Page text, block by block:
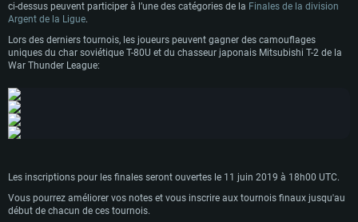
Pour Linux
Minimum
Minimum
Minimum
ci-dessus peuvent participer à l’une des catégories de la Finales de la division
Argent de la Ligue.
Lors des derniers tournois, les joueurs peuvent gagner des camouflages
uniques du char soviétique T-80U et du chasseur japonais Mitsubishi T-2 de la
War Thunder League:
Les inscriptions pour les finales seront ouvertes le 11 juin 2019 à 18h00 UTC.
Vous pourrez améliorer vos notes et vous inscrire aux tournois finaux jusqu'au
début de chacun de ces tournois.